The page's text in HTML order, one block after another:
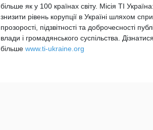
більше як у 100 країнах світу. Місія ТІ Україна:
знизити рівень корупції в Україні шляхом
прозорості, підзвітності та доброчесності
влади і громадянського суспільства. Дізнатися
більше www.ti-ukraine.org